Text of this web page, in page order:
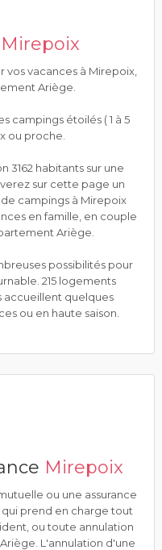
Mirepoix
vos vacances à Mirepoix,
Ariège.
campings étoilés ( 1 à 5
ou proche.
3162 habitants sur une
sur cette page un
campings à Mirepoix
en famille, en couple
Ariège.
possibilités pour
215 logements
accueillent quelques
ou en haute saison.
Mirepoix
ou une assurance
qui prend en charge tout
ou toute annulation
L'annulation d'une